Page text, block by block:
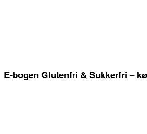
E-bogen Glutenfri & Sukkerfri –